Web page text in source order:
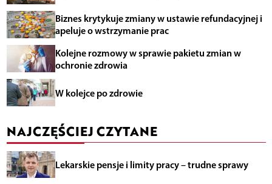
Biznes krytykuje zmiany w ustawie refundacyjnej i
apeluje o wstrzymanie prac
Kolejne rozmowy w sprawie pakietu zmian w
ochronie zdrowia
W kolejce po zdrowie
NAJCZĘŚCIEJ CZYTANE
Lekarskie pensje i limity pracy – trudne sprawy